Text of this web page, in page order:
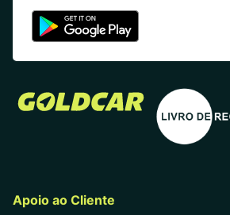
Apoio ao Cliente